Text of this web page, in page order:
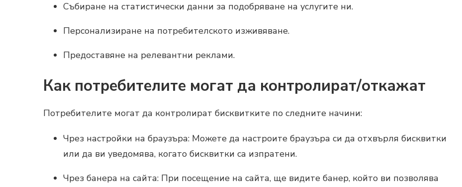
Събиране на статистически данни за подобряване на услугите ни.
Персонализиране на потребителското изживяване.
Предоставяне на релевантни реклами.
Как потребителите могат да контролират/откажат
Потребителите могат да контролират бисквитките по следните начини:
Чрез настройки на браузъра: Можете да настроите браузъра си да отхвърля бисквитки
или да ви уведомява, когато бисквитки са изпратени.
Чрез банера на сайта: При посещение на сайта, ще видите банер, който ви позволява